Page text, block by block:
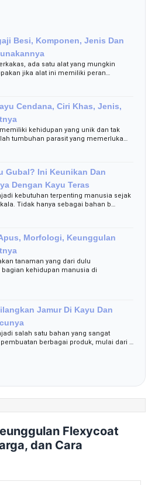
Besi, Komponen, Jenis Dan
ada satu alat yang mungkin
jika alat ini memiliki peran…
Cendana, Ciri Khas, Jenis,
kehidupan yang unik dan tak
tumbuhan parasit yang memerluka…
Gubal? Ini Keunikan Dan
Dengan Kayu Teras
kebutuhan terpenting manusia sejak
Tidak hanya sebagai bahan b…
Morfologi, Keunggulan
tanaman yang dari dulu
kehidupan manusia di
Jamur Di Kayu Dan
salah satu bahan yang sangat
berbagai produk, mulai dari …
Flexycoat
dan Cara